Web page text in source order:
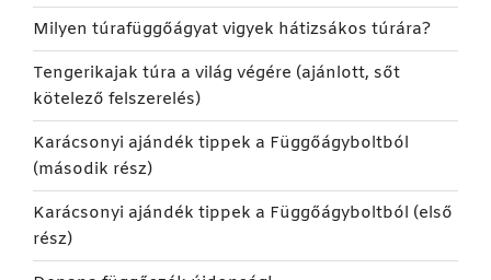
Milyen túrafüggőágyat vigyek hátizsákos túrára?
Tengerikajak túra a világ végére (ajánlott, sőt
kötelező felszerelés)
Karácsonyi ajándék tippek a Függőágyboltból
(második rész)
Karácsonyi ajándék tippek a Függőágyboltból (első
rész)